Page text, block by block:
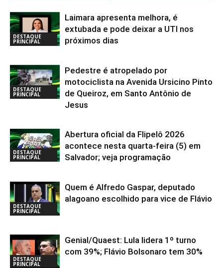
DESTAQUE
PRINCIPAL
Laimara apresenta melhora, é
extubada e pode deixar a UTI nos
próximos dias
DESTAQUE
PRINCIPAL
Pedestre é atropelado por
motociclista na Avenida Ursicino Pinto
de Queiroz, em Santo Antônio de
Jesus
DESTAQUE
PRINCIPAL
Abertura oficial da Flipelô 2026
acontece nesta quarta-feira (5) em
Salvador; veja programação
DESTAQUE
PRINCIPAL
Quem é Alfredo Gaspar, deputado
alagoano escolhido para vice de Flávio
DESTAQUE
PRINCIPAL
Genial/Quaest: Lula lidera 1º turno
com 39%; Flávio Bolsonaro tem 30%